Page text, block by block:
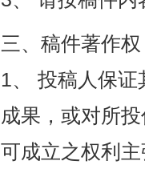
三、稿件著作
1、 投稿人保
成果，或对所
可成立之权利